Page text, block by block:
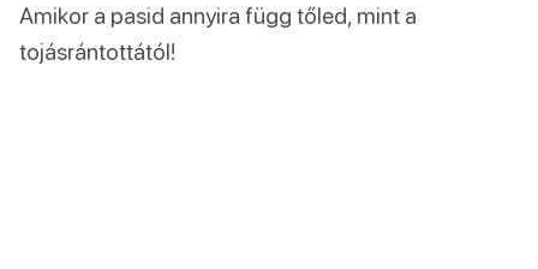
Amikor a pasid annyira függ tőled, mint a
tojásrántottától!